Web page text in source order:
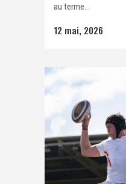
au terme...
12 mai, 2026